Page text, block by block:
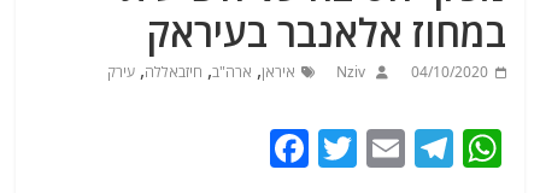
במחוז אלאנבר בעיראק
04/10/2020
Nziv איראן, ארה"ב, חיזבאללה,עירק
W
T
E
T